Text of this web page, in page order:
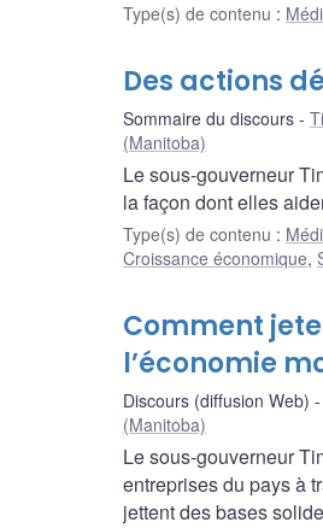
Type(s) de contenu :
Des actions
Sommaire du discours
(Manitoba)
Le sous-gouverneur
la façon dont elles
Type(s) de contenu :
Croissance économique,
Comment
l’économie
Discours (diffusion Web)
(Manitoba)
Le sous-gouverneur
entreprises du pays à
jettent des bases